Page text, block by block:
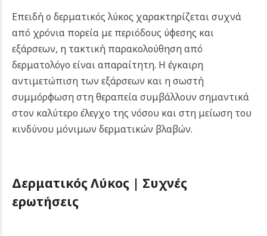
Επειδή ο δερματικός λύκος χαρακτηρίζεται συχνά
από χρόνια πορεία με περιόδους ύφεσης και
εξάρσεων, η τακτική παρακολούθηση από
δερματολόγο είναι απαραίτητη. Η έγκαιρη
αντιμετώπιση των εξάρσεων και η σωστή
συμμόρφωση στη θεραπεία συμβάλλουν σημαντικά
στον καλύτερο έλεγχο της νόσου και στη μείωση του
κινδύνου μόνιμων δερματικών βλαβών.
Δερματικός Λύκος | Συχνές
ερωτήσεις